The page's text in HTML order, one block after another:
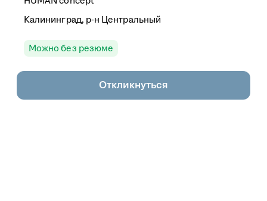
Калининград, р-н Центральный
Можно без резюме
Откликнуться